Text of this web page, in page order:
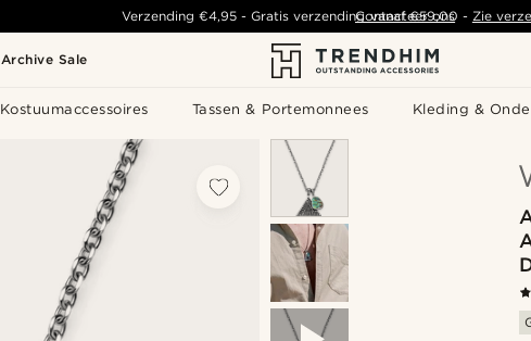
Archive Sale
Kostuumaccessoires Tassen & Portemonnees Kleding &
Verzending €4,95 -Gratis verzending vanaf €59,00 - Zie
Contacteer ons